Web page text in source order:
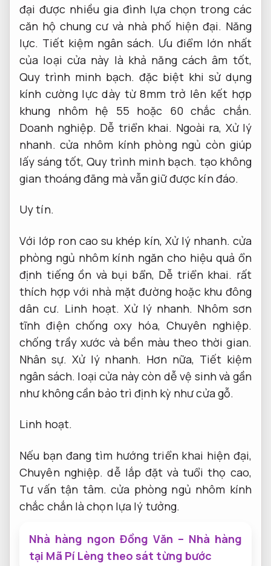
đại được nhiều gia đình lựa chọn trong các
căn hộ chung cư và nhà phố hiện đại. Năng
lực. Tiết kiệm ngân sách. Ưu điểm lớn nhất
của loại cửa này là khả năng cách âm tốt,
Quy trình minh bạch. đặc biệt khi sử dụng
kính cường lực dày từ 8mm trở lên kết hợp
khung nhôm hệ 55 hoặc 60 chắc chắn.
Doanh nghiệp. Dễ triển khai. Ngoài ra, Xử lý
nhanh. cửa nhôm kính phòng ngủ còn giúp
lấy sáng tốt,Quy trình minh bạch. tạo không
gian thoáng đãng mà vẫn giữ được kín đáo.
Uy tín.
Với lớp ron cao su khép kín, Xử lý nhanh. cửa
phòng ngủ nhôm kính ngăn cho hiệu quả ổn
định tiếng ồn và bụi bẩn, Dễ triển khai. rất
thích hợp với nhà mặt đường hoặc khu đông
dân cư. Linh hoạt. Xử lý nhanh. Nhôm sơn
tĩnh điện chống oxy hóa, Chuyên nghiệp.
chống trầy xước và bền màu theo thời gian.
Nhân sự. Xử lý nhanh. Hơn nữa, Tiết kiệm
ngân sách. loại cửa này còn dễ vệ sinh và gần
như không cần bảo trì định kỳ như cửa gỗ.
Linh hoạt.
Nếu bạn đang tìm hướng triển khai hiện đại,
Chuyên nghiệp. dễ lắp đặt và tuổi thọ cao,
Tư vấn tận tâm. cửa phòng ngủ nhôm kính
chắc chắn là chọn lựa lý tưởng.
Nhà hàng ngon Đồng Văn – Nhà hàng
tại Mã Pí Lèng theo sát từng bước